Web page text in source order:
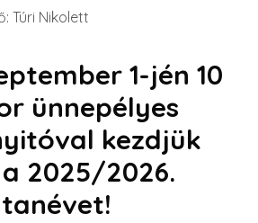
Túri Nikolett
1-jén 10
ünnepélyes
kezdjük
2025/2026.
tanévet!